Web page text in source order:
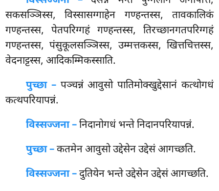
सकसञ्ञिस्स, विस्सासग्गाहेन गण्हन्तस्स, तावकालिकं
गण्हन्तस्स, पेतपरिग्गहं गण्हन्तस्स, तिरच्छानगतपरिग्गहं
गण्हन्तस्स, पंसुकूलसञ्ञिस्स, उम्मत्तकस्स, खित्तचित्तस्स,
वेदनाट्टस्स, आदिकम्मिकस्साति.
पुच्छा –पञ्चन्नं आवुसो पातिमोक्खुद्देसानं कत्थोगधं
कत्थपरियापन्नं.
विस्सज्जना –निदानोगधं भन्ते निदानपरियापन्नं.
पुच्छा –कतमेनआवुसो उद्देसेन उद्देसं आगच्छति.
विस्सज्जना –दुतियेन भन्ते उद्देसेन उद्देसं आगच्छति.